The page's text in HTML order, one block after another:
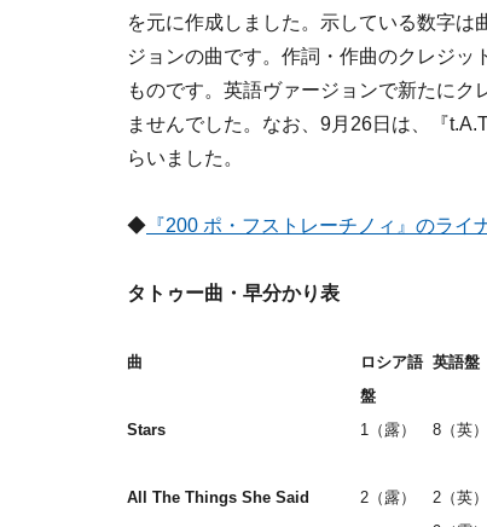
を元に作成しました。示している数字
ジョンの曲です。作詞・作曲のクレジッ
ものです。英語ヴァージョンで新たに
ませんでした。なお、9月26日は、『
らいました。
◆ 『200 ポ・フストレーチノィ』のライ
タトゥー曲・早分かり表
曲
ロシア語
盤
英語盤
Stars 1（露） 8（英）
All The Things She Said 2（露）
2（英